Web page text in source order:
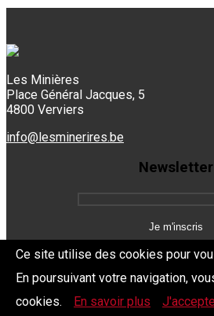
Les Minières
Place Général Jacques, 5
4800 Verviers
info@lesminerires.be
Newsletter
Copyright 2026 Les Mine'Rires -
Ce site utilise des cookies pour
En poursuivant votre navigation,
cookies.
En savoir plus J'accepte